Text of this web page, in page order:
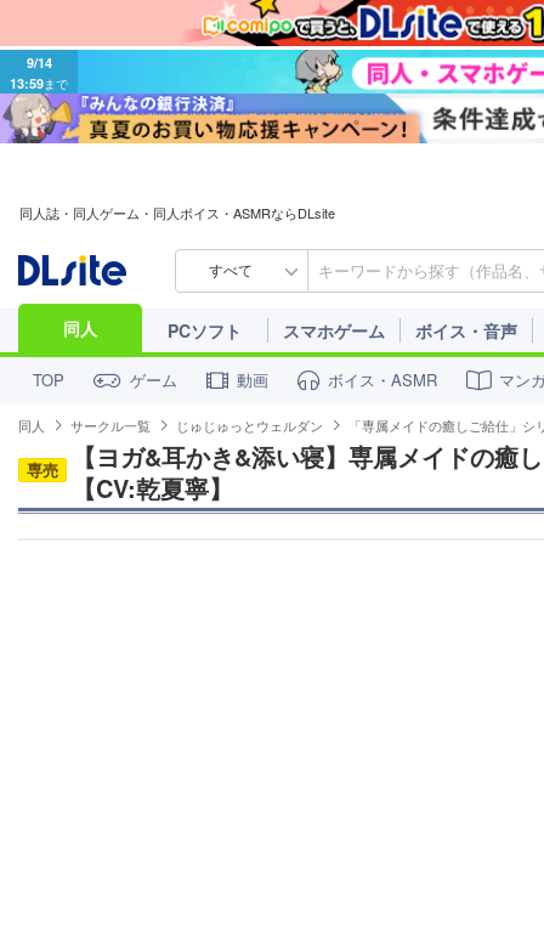
9/14
13:59まで
同人誌・同人ゲーム・同人ボイス・ASMRならDLsite
すべて
同人 PCソフト スマホゲーム ボイス・音声
TOP ゲーム 動画 ボイス・ASMR マン
同人 サークル一覧 じゅじゅっとウェルダン 「専属メイドの癒しご給仕」シ
専売
【ヨガ&耳かき&添い寝】専属メイドの癒
【CV:乾夏寧】